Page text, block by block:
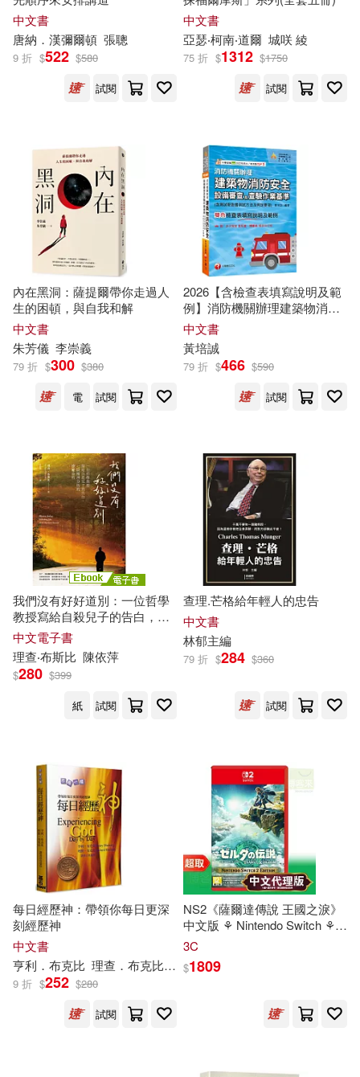
FLIPFLOPs(60)
柯南．道爾(60) 田中芳樹(60)
坂田信弘(58)
物理學科編寫組(58)
萬乘大智(58) MAXING(57)
關家徹治(56) 城平京(55)
牛勝玉（主編）(55) 劉強(54)
天野明(54)
中國建設監理協會(53)
恩波教育研究中心(53)
菊地正太(53)
首爾大學語言教育院(53)
（美）亨利·戴維·梭羅(53)
曾仕強(52)
中華會計網校(51) 林佳生(51)
武澤濤（主編）(51)
戴國良(50) 虎井シグマ(50)
全國二級建造師執業資格考試用書
編寫委員會(49)
審計部(49)
東北財經大學出版社(1180)
中國中醫藥出版社(1132)
中國經濟出版社(1119)
悅文社(1109)
復旦大學出版社(1093)
國防工業出版社(1077)
中國水利水電出版社(1062)
吉林出版集團有限責任公司(1039)
中信出版社(987)
中國農業出版社(971)
崧燁文化(943)
SONY MUSIC(931)
東立(903)
中國石化出版社(899)
五南(894)
華東師範大學出版社(859)
人民軍醫出版社(848)
中文書
唐納．漢彌爾頓 張聰
9 折 $522 $580
試閱
中文書
亞瑟‧柯南‧道爾 城咲 綾
75 折 $1312 $1750
試閱
內在黑洞：薩提爾帶你走過人
生的困頓，與自我和解
中文書
朱芳儀 李崇義
79 折 $300 $380
電
試閱
2026【含檢查表填寫說明及範
例】消防機關辦理建築物消防
安全設備審查及查驗作業基準
(消防設備師(士)/各機關執法人
員/管理權人/防火管理人)
中文書
黃培誠
79 折 $466 $590
試閱
我們沒有好好道別：一位哲學
教授寫給自殺兒子的告白，一
段精神分析的療癒旅程 (電子
書)
中文電子書
理查‧布斯比 陳依萍
$280 $399
紙
試閱
查理.芒格給年輕人的忠告
中文書
林郁主編
79 折 $284 $360
試閱
每日經歷神：帶領你每日更深
刻經歷神
中文書
亨利．布克比 理查 ．布克比 吳蔓玲
9 折 $252 $280
試閱
NS2《薩爾達傳說 王國之淚》
中文版 ⚘ Nintendo Switch ⚘
台灣代理版
3C
$1809